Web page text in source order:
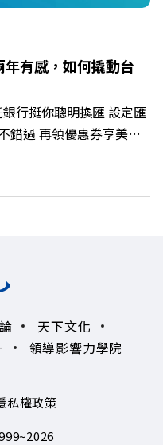
創新到經典「日本展」的
兼遠見智庫總編輯 李建
黃晴雯 +++++ 🫧清除腦
點開看質感養成術>>
《遠見》更多的社群：
：
bit.ly/38jNi9k
有感，如何撬動台
行挺你聰明換匯 設定匯
錯過 再領優惠券享美金
fstry.pse.is/9d7lr7
失，應評估涉及自身情
站資訊。 —— 以上為
政策、高雄專區成立滿週
與財富管理業務，正迎來
這場台灣史上最大規模的
！台灣憑什麼挑戰亞太
ETF與被動平衡型ETF如
週年！如何打造在地財
輯 林讓均 與談人／遠見
天下文化
領導影響力學院
私權政策